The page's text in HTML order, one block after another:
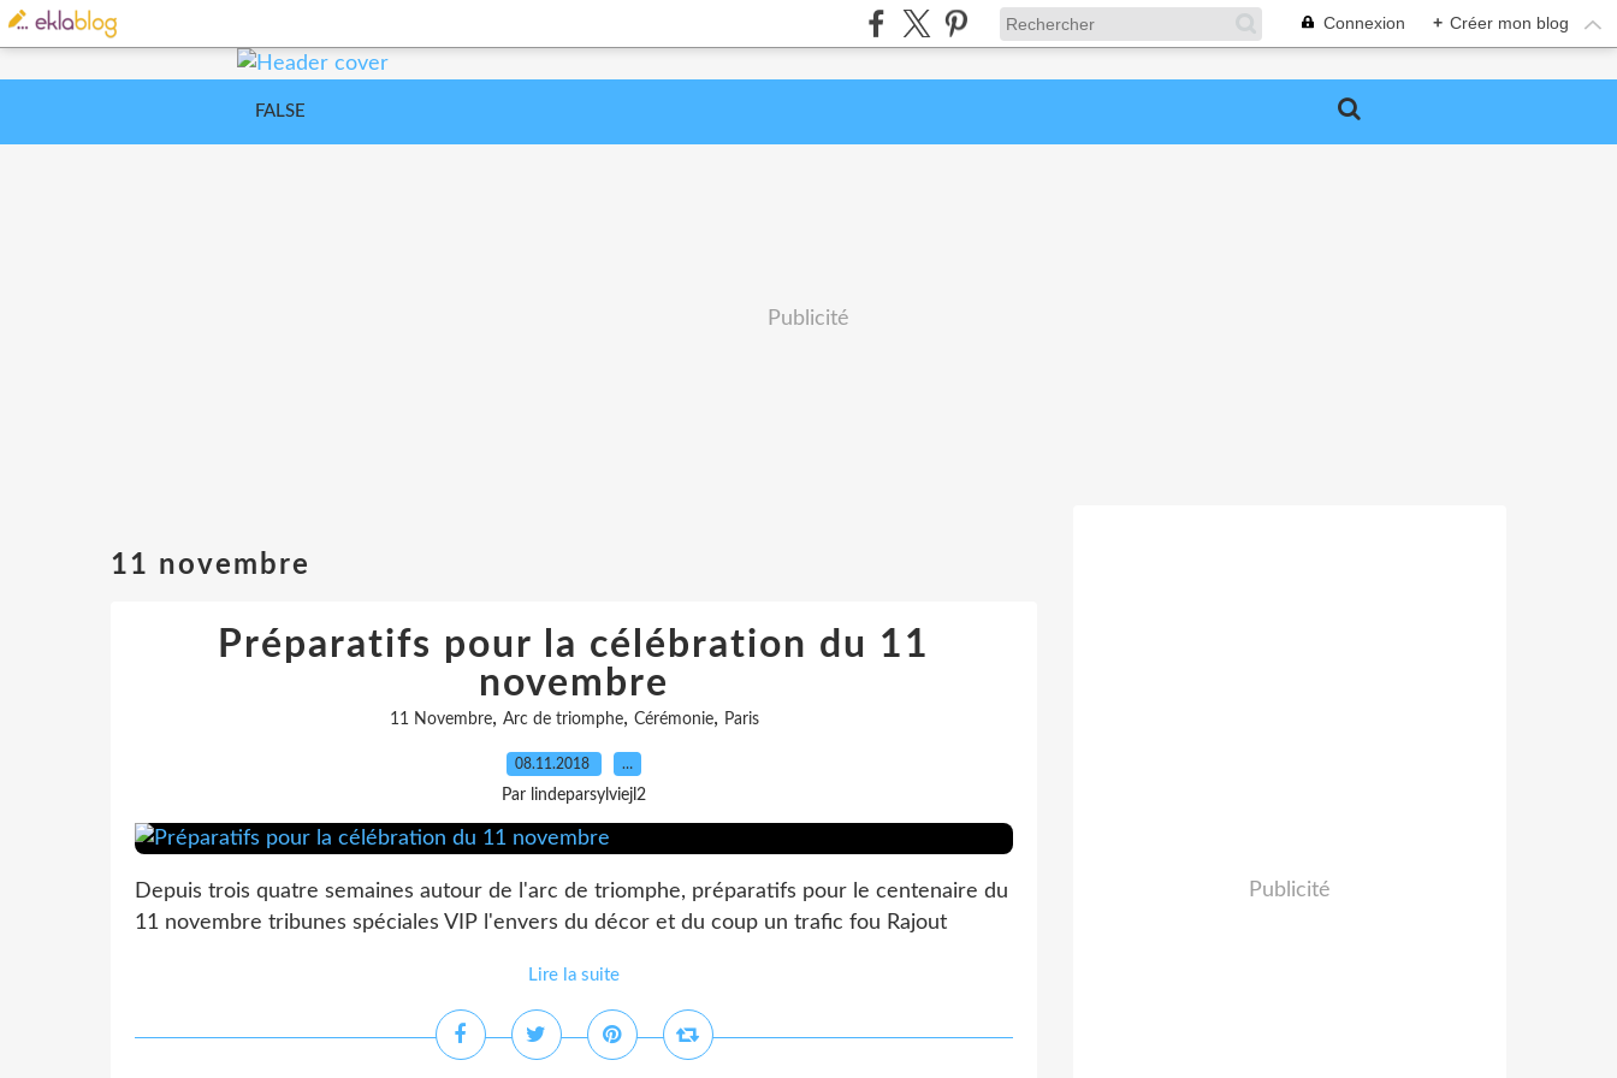
Connexion + Créer mon blog
FALSE
Publicité
11 novembre
Préparatifs pour la célébration du 11
novembre
11 Novembre, Arc de triomphe, Cérémonie, Paris
08.11.2018 …
Par lindeparsylviejl2
Depuis trois quatre semaines autour de l'arc de triomphe, préparatifs pour le centenaire du
11 novembre tribunes spéciales VIP l'envers du décor et du coup un trafic fou Rajout
Lire la suite
Publicité